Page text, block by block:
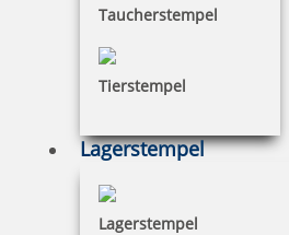
Taucherstempel
Tierstempel
Lagerstempel
Lagerstempel